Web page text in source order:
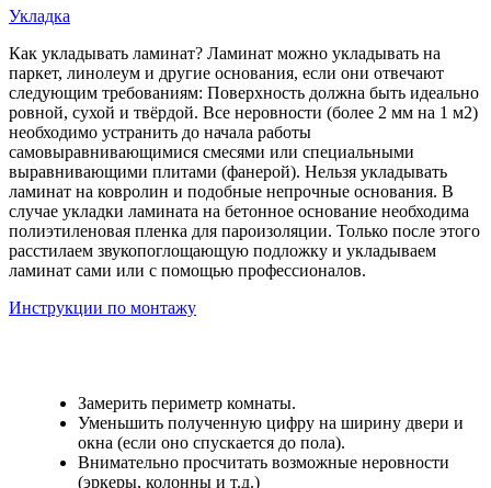
Укладка
Как укладывать ламинат? Ламинат можно укладывать на
паркет, линолеум и другие основания, если они отвечают
следующим требованиям: Поверхность должна быть идеально
ровной, сухой и твёрдой. Все неровности (более 2 мм на 1 м2)
необходимо устранить до начала работы
самовыравнивающимися смесями или специальными
выравнивающими плитами (фанерой). Нельзя укладывать
ламинат на ковролин и подобные непрочные основания. В
случае укладки ламината на бетонное основание необходима
полиэтиленовая пленка для пароизоляции. Только после этого
расстилаем звукопоглощающую подложку и укладываем
ламинат сами или с помощью профессионалов.
Инструкции по монтажу
Замерить периметр комнаты.
Уменьшить полученную цифру на ширину двери и
окна (если оно спускается до пола).
Внимательно просчитать возможные неровности
(эркеры, колонны и т.д.)